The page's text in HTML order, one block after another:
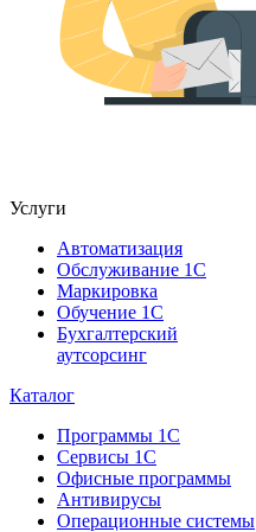
Услуги
Автоматизация
Обслуживание 1С
Маркировка
Обучение 1С
Бухгалтерский
аутсорсинг
Каталог
Программы 1С
Сервисы 1С
Офисные программы
Антивирусы
Операционные системы